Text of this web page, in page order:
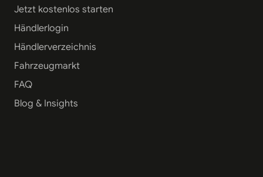
Jetzt kostenlos starten
Händlerlogin
Händlerverzeichnis
Fahrzeugmarkt
FAQ
Blog & Insights